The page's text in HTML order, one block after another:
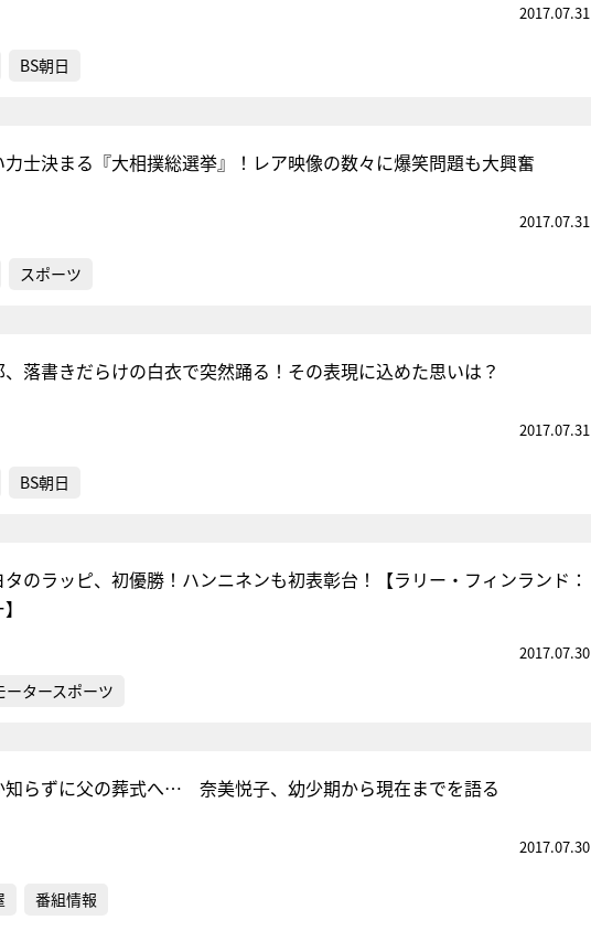
2017.07.31
BS朝日
士決まる『大相撲総選挙』！レア映像の数々に爆笑問題も大興奮
2017.07.31
スポーツ
落書きだらけの白衣で突然踊る！その表現に込めた思いは？
2017.07.31
BS朝日
のラッピ、初優勝！ハンニネンも初表彰台！【ラリー・フィンランド：
2017.07.30
ータースポーツ
知らずに父の葬式へ… 奈美悦子、幼少期から現在までを語る
2017.07.30
番組情報